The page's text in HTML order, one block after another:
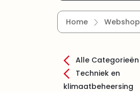
Home Webshop
Alle Categorieën
Techniek en
klimaatbeheersing